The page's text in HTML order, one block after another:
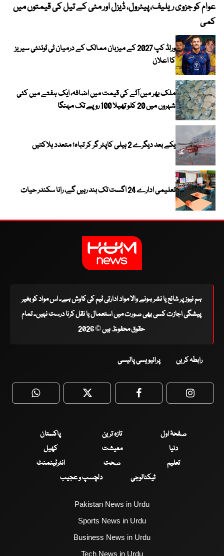
عوام کو جزوی ریلیف، پیٹرول، ڈیزل اور مٹی کے تیل کی قیمتوں میں
کمی
ورلڈ کپ 2027 کے میزبان ممالک کے درمیان ٹی ٹوئنٹی سیریز
کا اعلان
ملک بھر میں آٹے کی قیمت میں اضافہ، ایک ہفتے میں کئی
شہروں میں 20 کلو تھیلا 100 روپے تک مہنگا
یکے بعد دیگرے 2 ہیلی کاپٹر گر کر تباہ؛ متعدد ہلاکتیں
تعلیمی ادارے 24 اگست تک بند رہیں گے، رانا سکندر حیات
ہم نیوز پر شائع یا نشر ہونے والا مواد ادارتی ٹیم کی کاوش ہے۔ اس مواد کو بغیر
پیشگی اجازت کسی بھی صورت میں استعمال یا نقل کرنا درست نہیں۔ تمام
حقوق محفوظ ہیں © 2026
رابطہ کریں پرائیویسی پالیسی
WhatsApp Twitter Facebook
صفحۂ اول تازہ ترین
پاکستان
دنیا
معیشت
کھیل
تعلیم
صحت
انٹرٹینمنٹ
ٹیکنالوجی
دلچسپ و عجیب
Pakistan News in Urdu
Sports News in Urdu
Business News in Urdu
Tech News in Urdu